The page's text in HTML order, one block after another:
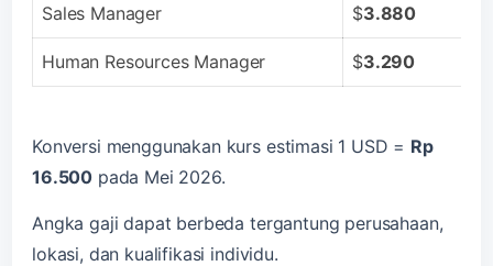
Sales Manager $3.880
Human Resources Manager $3.290
Konversi menggunakan kurs estimasi 1 USD = Rp
16.500 pada Mei 2026.
Angka gaji dapat berbeda tergantung perusahaan,
lokasi, dan kualifikasi individu.